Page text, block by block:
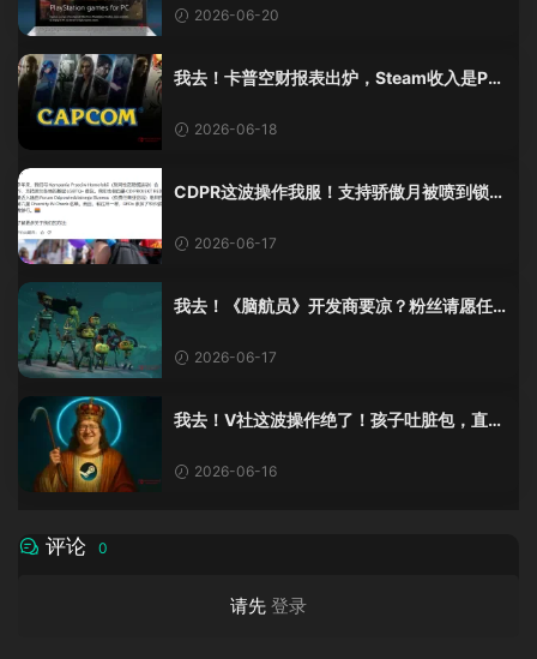
2026-06-20
我去！卡普空财报表出炉，Steam收入是PS
2026-06-18
CDPR这波操作我服！支持骄傲月被喷到锁
2026-06-17
我去！《脑航员》开发商要凉？粉丝请愿任
2026-06-17
我去！V社这波操作绝了！孩子吐脏包，直接
2026-06-16
评论 0
请先 登录